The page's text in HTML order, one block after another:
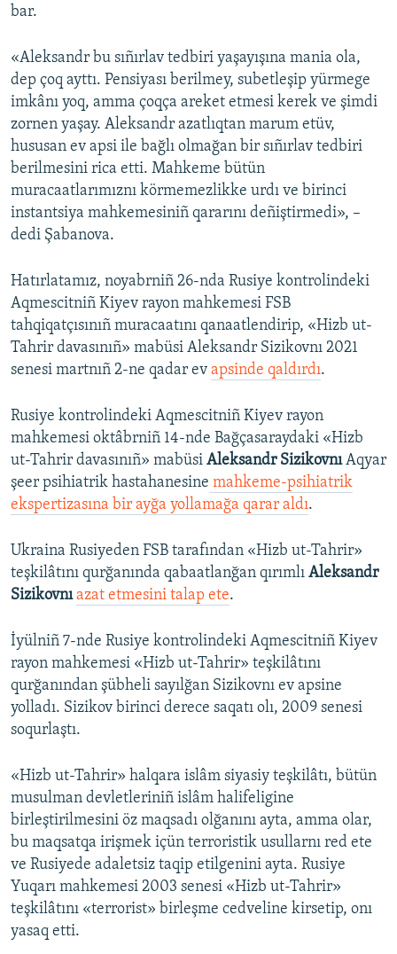
bar.
«Aleksandr bu sıñırlav tedbiri yaşayışına mania ola,
dep çoq ayttı. Pensiyası berilmey, subetleşip yürmege
imkânı yoq, amma çoqça areket etmesi kerek ve şimdi
zornen yaşay. Aleksandr azatlıqtan marum etüv,
hususan ev apsi ile bağlı olmağan bir sıñırlav tedbiri
berilmesini rica etti. Mahkeme bütün
muracaatlarımıznı körmemezlikke urdı ve birinci
instantsiya mahkemesiniñ qararını deñiştirmedi», –
dedi Şabanova.
Hatırlatamız, noyabrniñ 26-nda Rusiye kontrolindeki
Aqmescitniñ Kiyev rayon mahkemesi FSB
tahqiqatçısınıñ muracaatını qanaatlendirip, «Hizb ut-
Tahrir davasınıñ» mabüsi Aleksandr Sizikovnı 2021
senesi martnıñ 2-ne qadar ev apsinde qaldırdı.
Rusiye kontrolindeki Aqmescitniñ Kiyev rayon
mahkemesi oktâbrniñ 14-nde Bağçasaraydaki «Hizb
ut-Tahrir davasınıñ» mabüsi Aleksandr SizikovnıAqyar
şeer psihiatrik hastahanesine mahkeme-psihiatrik
ekspertizasına bir ayğa yollamağa qarar aldı.
Ukraina Rusiyeden FSB tarafından «Hizb ut-Tahrir»
teşkilâtını qurğanında qabaatlanğan qırımlı Aleksandr
Sizikovnıazat etmesini talap ete.
İyülniñ 7-nde Rusiye kontrolindeki Aqmescitniñ Kiyev
rayon mahkemesi «Hizb ut-Tahrir» teşkilâtını
qurğanından şübheli sayılğan Sizikovnı ev apsine
yolladı. Sizikov birinci derece saqatı olı, 2009 senesi
soqurlaştı.
«Hizb ut-Tahrir» halqara islâm siyasiy teşkilâtı, bütün
musulman devletleriniñ islâm halifeligine
birleştirilmesini öz maqsadı olğanını ayta, amma olar,
bu maqsatqa irişmek içün terroristik usullarnı red ete
ve Rusiyede adaletsiz taqip etilgenini ayta. Rusiye
Yuqarı mahkemesi 2003 senesi «Hizb ut-Tahrir»
teşkilâtını «terrorist» birleşme cedveline kirsetip, onı
yasaq etti.